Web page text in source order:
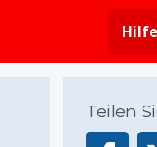
Hilfe
Teilen